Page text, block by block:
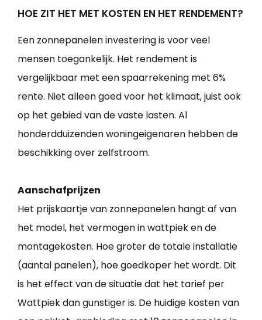
HOE ZIT HET MET KOSTEN EN HET RENDEMENT?
Een zonnepanelen investering is voor veel
mensen toegankelijk. Het rendement is
vergelijkbaar met een spaarrekening met 6%
rente. Niet alleen goed voor het klimaat, juist ook
op het gebied van de vaste lasten. Al
honderdduizenden woningeigenaren hebben de
beschikking over zelfstroom.
Aanschafprijzen
Het prijskaartje van zonnepanelen hangt af van
het model, het vermogen in wattpiek en de
montagekosten. Hoe groter de totale installatie
(aantal panelen), hoe goedkoper het wordt. Dit
is het effect van de situatie dat het tarief per
Wattpiek dan gunstiger is. De huidige kosten van